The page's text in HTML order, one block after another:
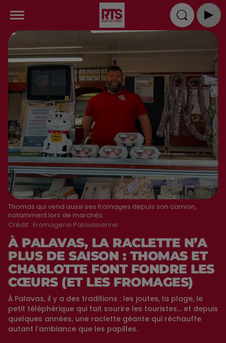
Thomas qui vend aussi ses fromages depuis son camion,
notamment lors de marchés.
Crédit : Fromagerie Palavasienne
À PALAVAS, LA RACLETTE N’A
PLUS DE SAISON : THOMAS ET
CHARLOTTE FONT FONDRE LES
CŒURS (ET LES FROMAGES)
À Palavas, il y a des traditions : les joutes, la plage, le
petit téléphérique qui fait sourire les touristes… et depuis
quelques années, une raclette géante qui réchauffe
autant l’ambiance que les papilles.